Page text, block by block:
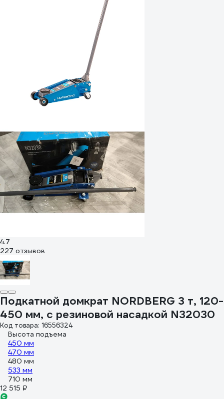
4.7
227 отзывов
Подкатной домкрат NORDBERG 3 т, 120-
450 мм, с резиновой насадкой N32030
Код товара: 16556324
Высота подъема
450 мм
470 мм
480 мм
533 мм
710 мм
12 515 ₽